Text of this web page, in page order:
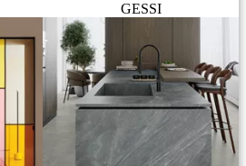
GESSI